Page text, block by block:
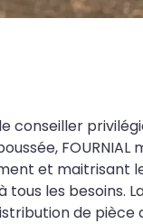
conseiller
FOURNIAL
et maitrisant
les besoins.
de